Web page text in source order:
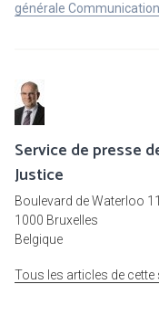
générale
Service de presse
Justice
Boulevard de Waterloo
1000 Bruxelles
Belgique
Tous les articles de